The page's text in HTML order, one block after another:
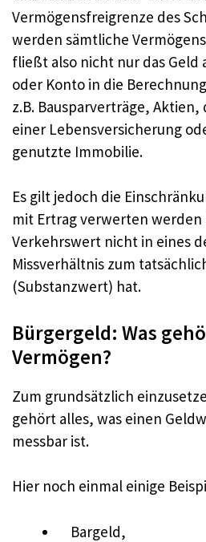
Vermögensfreigrenze des
werden sämtliche
fließt also nicht nur das Geld
oder Konto in die
z.B. Bausparverträge,
einer Lebensversicherung
genutzte Immobilie.
Es gilt jedoch die
mit Ertrag verwerten
Verkehrswert nicht in eines
Missverhältnis zum
(Substanzwert) hat.
Bürgergeld: Was
Vermögen?
Zum grundsätzlich
gehört alles, was einen
messbar ist.
Hier noch einmal einige
Bargeld,